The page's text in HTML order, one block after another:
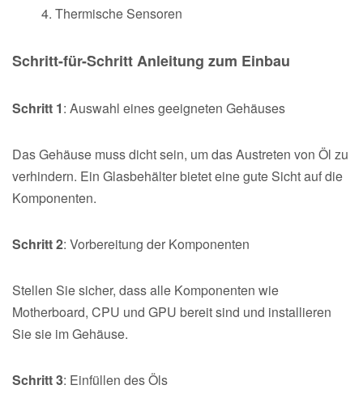
Thermische Sensoren
Schritt-für-Schritt Anleitung zum Einbau
Schritt 1: Auswahl eines geeigneten Gehäuses
Das Gehäuse muss dicht sein, um das Austreten von Öl zu
verhindern. Ein Glasbehälter bietet eine gute Sicht auf die
Komponenten.
Schritt 2: Vorbereitung der Komponenten
Stellen Sie sicher, dass alle Komponenten wie
Motherboard, CPU und GPU bereit sind und installieren
Sie sie im Gehäuse.
Schritt 3: Einfüllen des Öls